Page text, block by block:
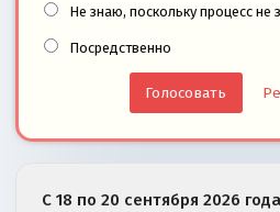
Не знаю, поскольку процесс не
Посредственно
С 18 по 20 сентября 2026